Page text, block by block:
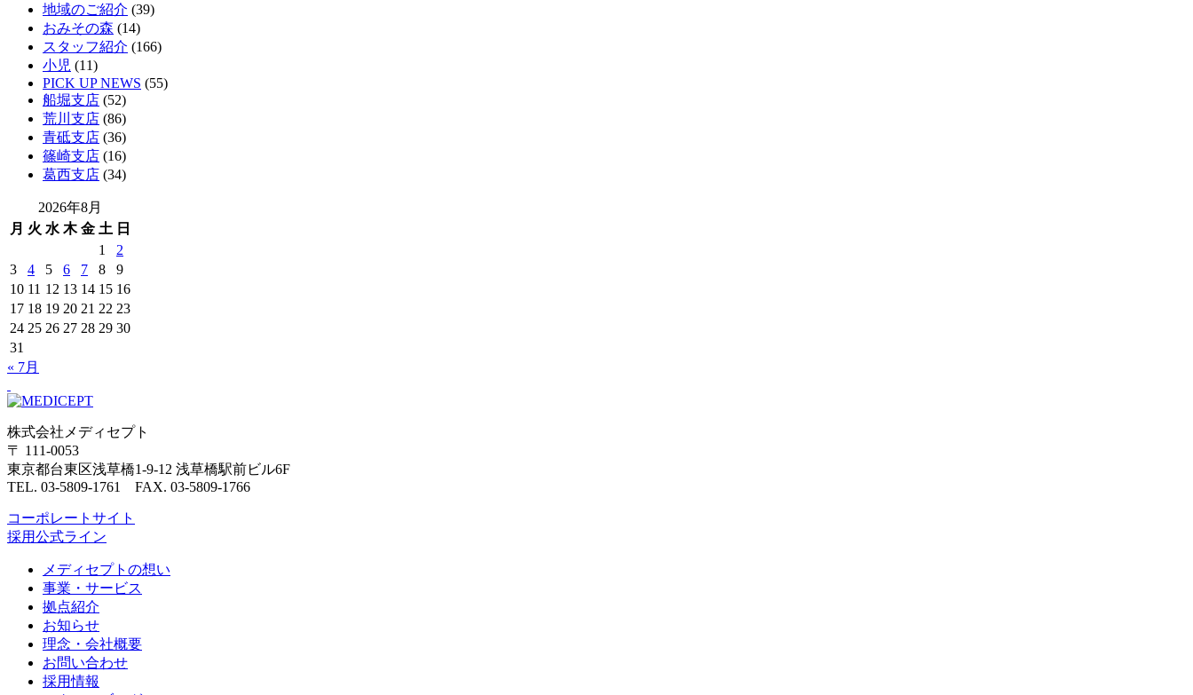
地域のご紹介 (39)
おみその森 (14)
スタッフ紹介 (166)
小児 (11)
PICK UP NEWS (55)
船堀支店 (52)
荒川支店 (86)
青砥支店 (36)
篠崎支店 (16)
葛西支店 (34)
2026年8月
月 火 水 木 金 土 日
1
2
3
4 5 6 7 8
9
10 11 12 13 14 15 16
17 18 19 20 21 22 23
24 25 26 27 28 29 30
31
« 7月
株式会社メディセプト
〒 111-0053
東京都台東区浅草橋1-9-12 浅草橋駅前ビル6F
TEL. 03-5809-1761 FAX. 03-5809-1766
コーポレートサイト
採用公式ライン
メディセプトの想い
事業・サービス
拠点紹介
お知らせ
理念・会社概要
お問い合わせ
採用情報